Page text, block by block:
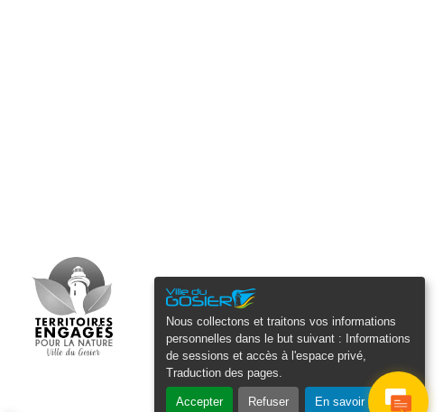
Nous collectons et traitons vos informations
personnelles dans le but suivant :
Informations
de sessions et accès à l'espace privé,
Traduction des pages
Accepter Refuser En savoir plus